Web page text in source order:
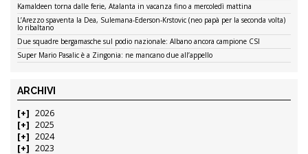
Kamaldeen torna dalle ferie, Atalanta in vacanza fino a mercoledì mattina
L’Arezzo spaventa la Dea, Sulemana-Ederson-Krstovic (neo papà per la seconda volta)
lo ribaltano
Due squadre bergamasche sul podio nazionale: Albano ancora campione CSI
Super Mario Pasalic è a Zingonia: ne mancano due all’appello
ARCHIVI
2026
2025
2024
2023